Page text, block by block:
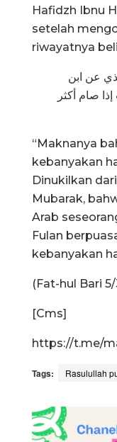
Hafidzh Ibnu
setelah
riwayatnya
عن ابن
صام أكثر
“Maknanya
kebanyakan
Dinukilkan
Mubarak,
Arab
Fulan
kebanyakan
(Fat-hul Bari
[Cms]
https://t.me/
Tags: Rasulullah